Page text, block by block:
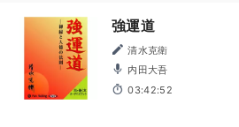
強運道
清水克衛
内田大吾
03:42:52